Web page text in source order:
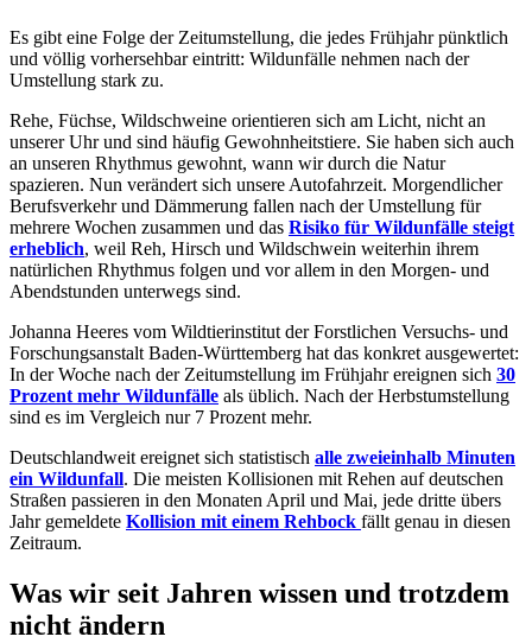
Es gibt eine Folge der Zeitumstellung, die jedes Frühjahr pünktlich
und völlig vorhersehbar eintritt: Wildunfälle nehmen nach der
Umstellung stark zu.
Rehe, Füchse, Wildschweine orientieren sich am Licht, nicht an
unserer Uhr und sind häufig Gewohnheitstiere. Sie haben sich auch
an unseren Rhythmus gewohnt, wann wir durch die Natur
spazieren. Nun verändert sich unsere Autofahrzeit. Morgendlicher
Berufsverkehr und Dämmerung fallen nach der Umstellung für
mehrere Wochen zusammen und das Risiko für Wildunfälle steigt
erheblich, weil Reh, Hirsch und Wildschwein weiterhin ihrem
natürlichen Rhythmus folgen und vor allem in den Morgen- und
Abendstunden unterwegs sind.
Johanna Heeres vom Wildtierinstitut der Forstlichen Versuchs- und
Forschungsanstalt Baden-Württemberg hat das konkret ausgewertet:
In der Woche nach der Zeitumstellung im Frühjahr ereignen sich 30
Prozent mehr Wildunfälle als üblich. Nach der Herbstumstellung
sind es im Vergleich nur 7 Prozent mehr.
Deutschlandweit ereignet sich statistisch alle zweieinhalb Minuten
ein Wildunfall. Die meisten Kollisionen mit Rehen auf deutschen
Straßen passieren in den Monaten April und Mai, jede dritte übers
Jahr gemeldete Kollision mit einem Rehbock fällt genau in diesen
Zeitraum.
Was wir seit Jahren wissen und trotzdem
nicht ändern